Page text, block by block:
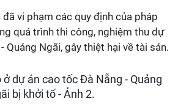
vi phạm các quy định của pháp
quá trình thi công, nghiệm thu dự
Quảng Ngãi, gây thiệt hại về tài sản.